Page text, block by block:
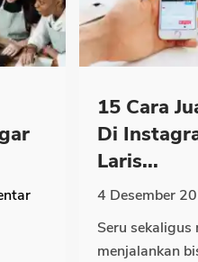
15 Cara
Di
Laris...
4 Desember
Seru
menjalankan